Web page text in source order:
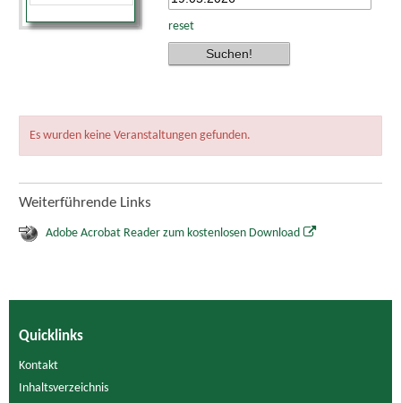
reset
Es wurden keine Veranstaltungen gefunden.
Weiterführende Links
Adobe Acrobat Reader zum kostenlosen Download
Quicklinks
Kontakt
Inhaltsverzeichnis